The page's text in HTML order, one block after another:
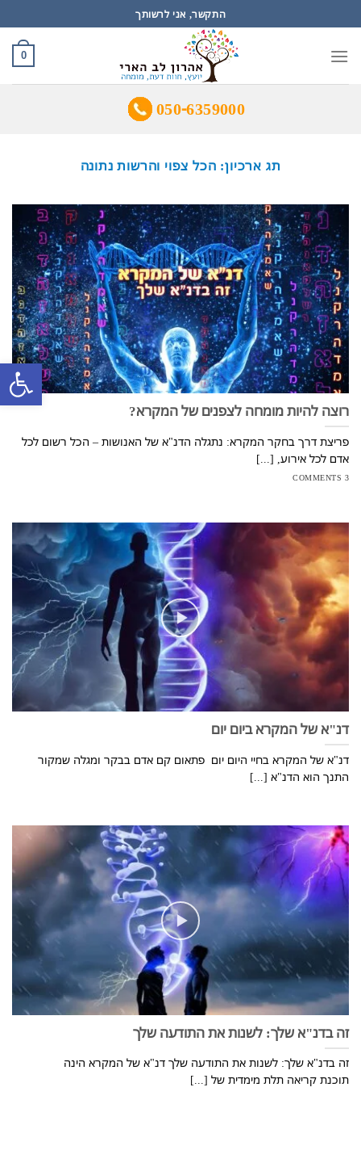
פתח
to
content
התקשר, אני לרשותך
0
050-6359000
תג ארכיון: הכל צפוי והרשות נתונה
רוצה להיות מומחה לצפנים של המקרא?
פריצת דרך בחקר המקרא: נתגלה הדנ"א של האנושות – הכל רשום לכל
אדם לכל אירוע, [...]
3 COMMENTS
דנ"א של המקרא ביום יום
דנ"א של המקרא בחיי היום יום פתאום קם אדם בבקר ומגלה שמקור
התנך הוא הדנ"א [...]
זה בדנ"א שלך: לשנות את התודעה שלך
זה בדנ"א שלך: לשנות את התודעה שלך דנ"א של המקרא הינה
תוכנת קריאה תלת מימדית של [...]